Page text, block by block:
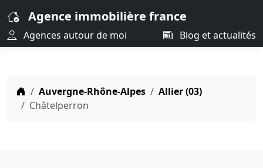
Agence immobilière france
Agences autour de moi Blog et actualités
Auvergne-Rhône-Alpes
Allier (03)
Châtelperron